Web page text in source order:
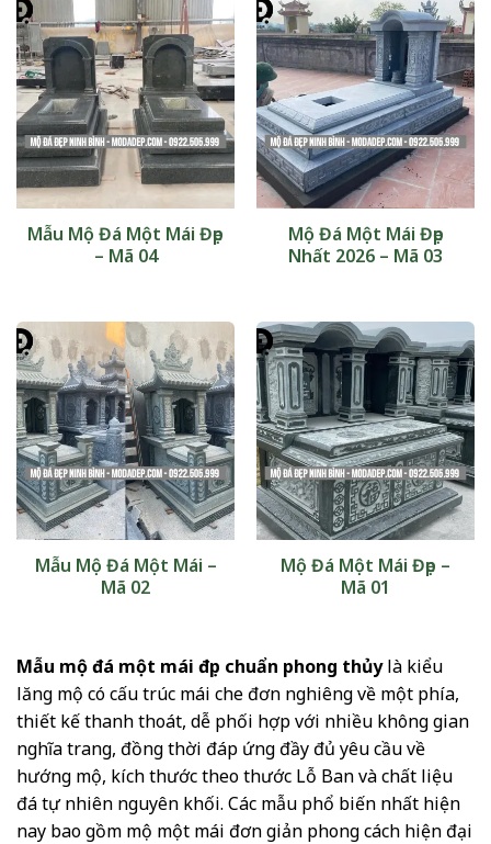
Mẫu Mộ Đá Một Mái Đẹp
– Mã 04
Mộ Đá Một Mái Đẹp
Nhất 2026 – Mã 03
Mẫu Mộ Đá Một Mái –
Mã 02
Mộ Đá Một Mái Đẹp –
Mã 01
Mẫu mộ đá một mái đẹp chuẩn phong thủylà kiểu
lăng mộ có cấu trúc mái che đơn nghiêng về một phía,
thiết kế thanh thoát, dễ phối hợp với nhiều không gian
nghĩa trang, đồng thời đáp ứng đầy đủ yêu cầu về
hướng mộ, kích thước theo thước Lỗ Ban và chất liệu
đá tự nhiên nguyên khối. Các mẫu phổ biến nhất hiện
nay bao gồm mộ một mái đơn giản phong cách hiện đại